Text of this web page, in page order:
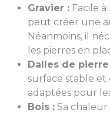
Gravier : Facile
peut créer une
Néanmoins, il
les pierres en
Dalles de pierre
surface stable
adaptées pour
Bois : Sa